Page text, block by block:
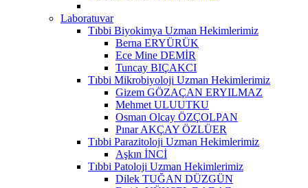
Laboratuvar
Tıbbi Biyokimya Uzman Hekimlerimiz
Berna ERYÜRÜK
Ece Mine DEMİR
Tuncay BIÇAKCI
Tıbbi Mikrobiyoloji Uzman Hekimlerimiz
Gizem GÖZAÇAN ERYILMAZ
Mehmet ULUUTKU
Osman Olcay ÖZÇOLPAN
Pınar AKÇAY ÖZLÜER
Tıbbi Parazitoloji Uzman Hekimlerimiz
Aşkın İNCİ
Tıbbi Patoloji Uzman Hekimlerimiz
Dilek TUĞAN DÜZGÜN